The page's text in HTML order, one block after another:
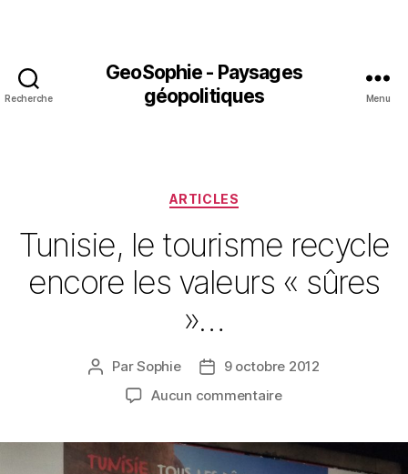
Recherche
GeoSophie - Paysages
géopolitiques
Menu
Catégories
ARTICLES
Tunisie, le tourisme recycle
encore les valeurs « sûres
»…
Auteur
l’article
ParSophie
Date9 octobre 2012
Aucun commentairesur
tourisme